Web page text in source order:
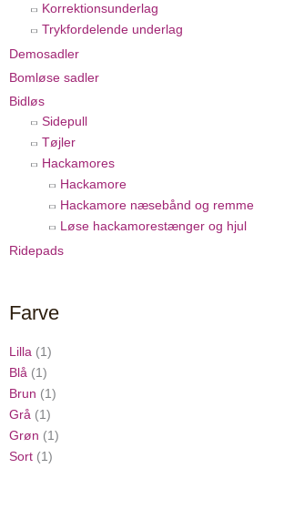
Korrektionsunderlag
Trykfordelende underlag
Demosadler
Bomløse sadler
Bidløs
Sidepull
Tøjler
Hackamores
Hackamore
Hackamore næsebånd og remme
Løse hackamorestænger og hjul
Ridepads
Farve
Lilla (1)
Blå (1)
Brun (1)
Grå (1)
Grøn (1)
Sort (1)